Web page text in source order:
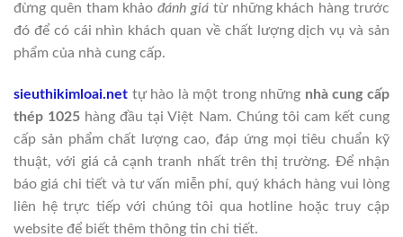
đừng quên tham khảođánh giá từ những khách hàng trước
đó để có cái nhìn khách quan về chất lượng dịch vụ và sản
phẩm của nhà cung cấp.
sieuthikimloai.net tự hào là một trong những nhà cung cấp
thép 1025 hàng đầu tại Việt Nam. Chúng tôi cam kết cung
cấp sản phẩm chất lượng cao, đáp ứng mọi tiêu chuẩn kỹ
thuật, với giá cả cạnh tranh nhất trên thị trường. Để nhận
báo giá chi tiết và tư vấn miễn phí, quý khách hàng vui lòng
liên hệ trực tiếp với chúng tôi qua hotline hoặc truy cập
website để biết thêm thông tin chi tiết.